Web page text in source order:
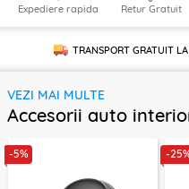
Expediere rapida Retur Gratuit
TRANSPORT GRATUIT
VEZI MAI MULTE
Accesorii auto
-5% -